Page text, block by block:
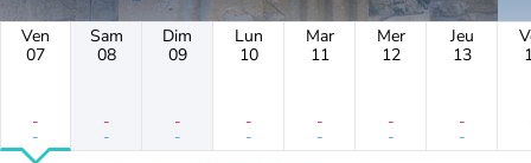
Ven
07
-
-
Sam
08
-
-
Dim
09
-
-
Lun
10
-
-
Mar
11
-
-
Mer
12
-
-
Jeu
13
-
-